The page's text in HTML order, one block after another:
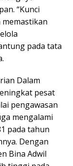
“Kunci
pada tata
Dalam
pesat
pengawasan
mengalami
pada tahun
Dengan
Bina Adwil